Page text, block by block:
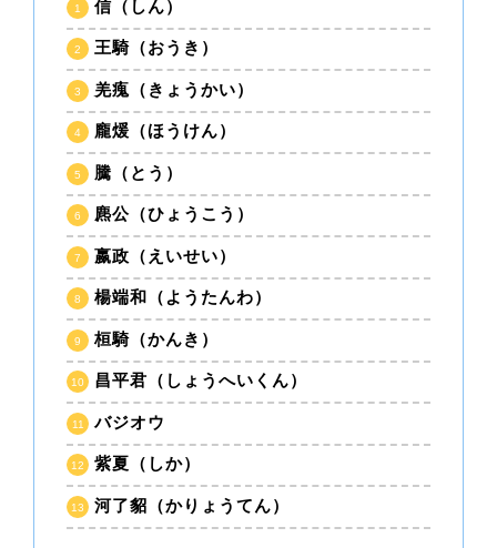
信（しん）
王騎（おうき）
羌瘣（きょうかい）
龐煖（ほうけん）
騰（とう）
麃公（ひょうこう）
嬴政（えいせい）
楊端和（ようたんわ）
桓騎（かんき）
昌平君（しょうへいくん）
バジオウ
紫夏（しか）
河了貂（かりょうてん）